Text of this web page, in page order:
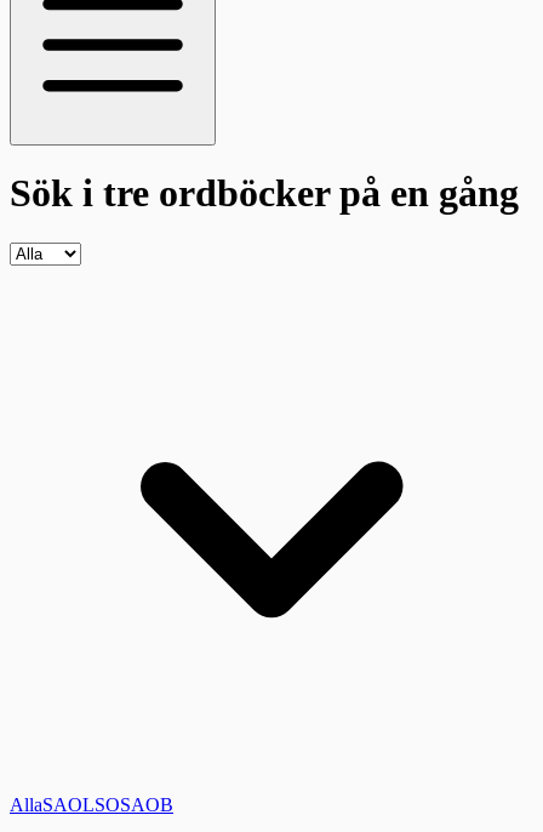
Sök i tre ordböckerpå en gång
AllaSAOLSOSAOB